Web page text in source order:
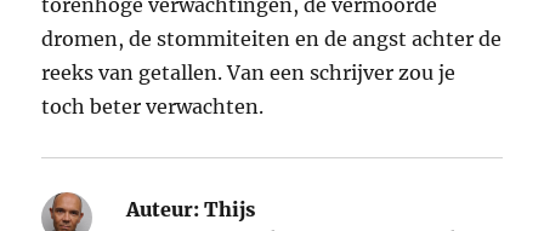
dromen, de stommiteiten en de angst achter de
reeks van getallen. Van een schrijver zou je
toch beter verwachten.
Auteur: Thijs